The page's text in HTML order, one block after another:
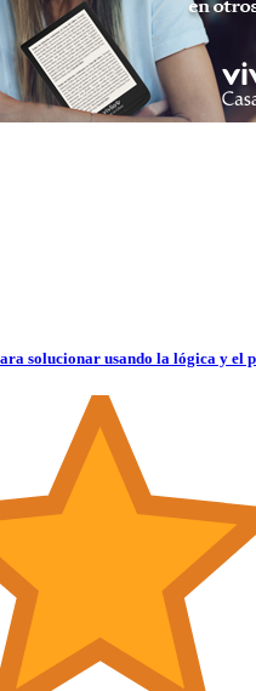
solucionar usando la lógica y el